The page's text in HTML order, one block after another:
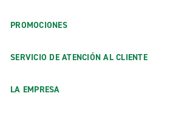
PROMOCIONES
SERVICIO DE ATENCIÓN AL CLIENTE
LA EMPRESA